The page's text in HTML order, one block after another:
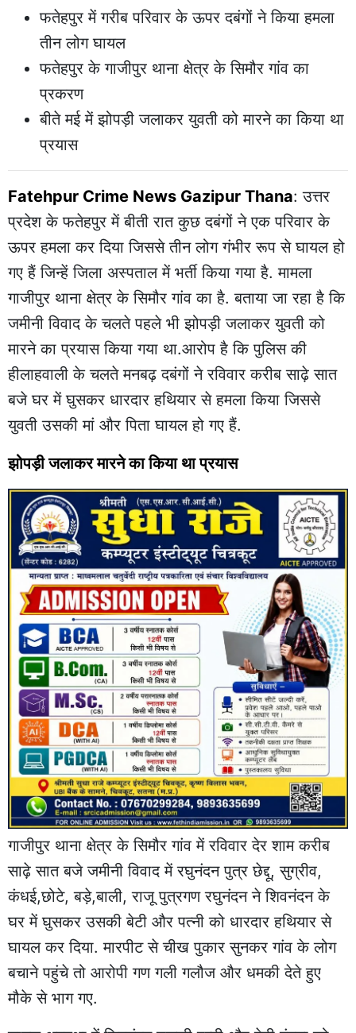
फतेहपुर में गरीब परिवार के ऊपर दबंगों ने किया हमला
तीन लोग घायल
फतेहपुर के गाजीपुर थाना क्षेत्र के सिमौर गांव का
प्रकरण
बीते मई में झोपड़ी जलाकर युवती को मारने का किया था
प्रयास
Fatehpur Crime News Gazipur Thana: उत्तर
प्रदेश के फतेहपुर में बीती रात कुछ दबंगों ने एक परिवार के
ऊपर हमला कर दिया जिससे तीन लोग गंभीर रूप से घायल हो
गए हैं जिन्हें जिला अस्पताल में भर्ती किया गया है. मामला
गाजीपुर थाना क्षेत्र के सिमौर गांव का है. बताया जा रहा है कि
जमीनी विवाद के चलते पहले भी झोपड़ी जलाकर युवती को
मारने का प्रयास किया गया था.आरोप है कि पुलिस की
हीलाहवाली के चलते मनबढ़ दबंगों ने रविवार करीब साढ़े सात
बजे घर में घुसकर धारदार हथियार से हमला किया जिससे
युवती उसकी मां और पिता घायल हो गए हैं.
झोपड़ी जलाकर मारने का किया था प्रयास
गाजीपुर थाना क्षेत्र के सिमौर गांव में रविवार देर शाम करीब
साढ़े सात बजे जमीनी विवाद में रघुनंदन पुत्र छेद्दू, सुग्रीव,
कंधई,छोटे, बड़े,बाली, राजू पुत्रगण रघुनंदन ने शिवनंदन के
घर में घुसकर उसकी बेटी और पत्नी को धारदार हथियार से
घायल कर दिया. मारपीट से चीख पुकार सुनकर गांव के लोग
बचाने पहुंचे तो आरोपी गण गली गलौज और धमकी देते हुए
मौके से भाग गए.